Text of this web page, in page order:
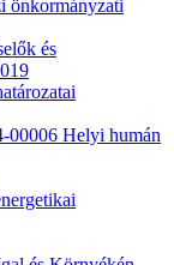
önkormányzati
és
00006 Helyi humán